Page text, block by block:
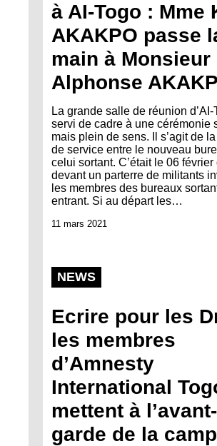
à AI-Togo : Mme
AKAKPO passe
main à Monsieur
Alphonse
La grande salle de réunion d’AI-
servi de cadre à une cérémonie
mais plein de sens. Il s’agit de
de service entre le nouveau
celui sortant. C’était le 06 février
devant un parterre de militants
les membres des bureaux
entrant. Si au départ les…
11 mars 2021
NEWS
Ecrire pour les
les membres
d’Amnesty
International
mettent à l’avant-
garde de la